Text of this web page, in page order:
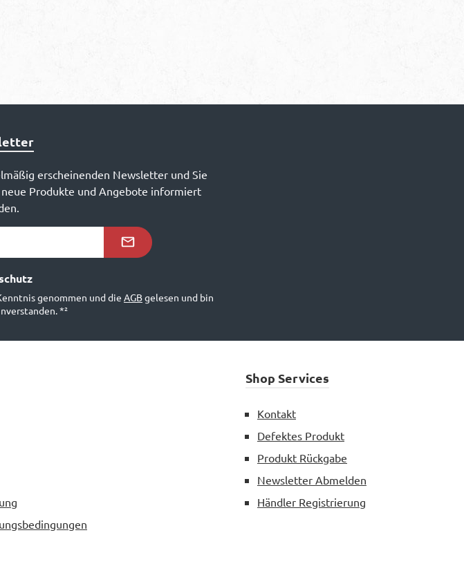
erscheinenden Newsletter und Sie
Produkte und Angebote informiert
genommen und die AGBgelesen und bin
*²
Shop Services
Kontakt
Defektes Produkt
Produkt Rückgabe
Newsletter Abmelden
Händler Registrierung